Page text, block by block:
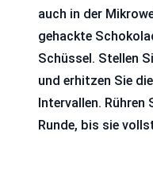
auch in der
gehackte
Schüssel. Stellen
und erhitzen Sie
Intervallen. Rühren
Runde, bis sie